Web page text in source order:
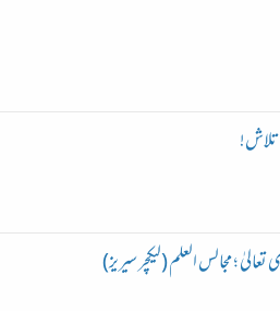
تلاش!
؛ مجالس العلم (لیکچر سیریز)